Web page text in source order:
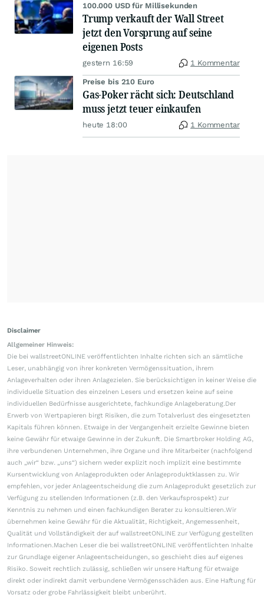
100.000 USD für Millisekunden
Trump verkauft der Wall Street
jetzt den Vorsprung auf seine
eigenen Posts
gestern 16:59 1 Kommentar
Preise bis 210 Euro
Gas-Poker rächt sich: Deutschland
muss jetzt teuer einkaufen
heute 18:00 1 Kommentar
Disclaimer
Allgemeiner Hinweis:
Die bei wallstreetONLINE veröffentlichten Inhalte richten sich an sämtliche
Leser, unabhängig von ihrer konkreten Vermögenssituation, ihrem
Anlageverhalten oder ihren Anlagezielen. Sie berücksichtigen in keiner Weise die
individuelle Situation des einzelnen Lesers und ersetzen keine auf seine
individuellen Bedürfnisse ausgerichtete, fachkundige Anlageberatung.Der
Erwerb von Wertpapieren birgt Risiken, die zum Totalverlust des eingesetzten
Kapitals führen können. Etwaige in der Vergangenheit erzielte Gewinne bieten
keine Gewähr für etwaige Gewinne in der Zukunft. Die Smartbroker Holding AG,
ihre verbundenen Unternehmen, ihre Organe und ihre Mitarbeiter (nachfolgend
auch „wir“ bzw. „uns“) sichern weder explizit noch implizit eine bestimmte
Kursentwicklung von Anlageprodukten oder Anlageproduktklassen zu. Wir
empfehlen, vor jeder Anlageentscheidung die zum Anlageprodukt gesetzlich zur
Verfügung zu stellenden Informationen (z.B. den Verkaufsprospekt) zur
Kenntnis zu nehmen und einen fachkundigen Berater zu konsultieren.Wir
übernehmen keine Gewähr für die Aktualität, Richtigkeit, Angemessenheit,
Qualität und Vollständigkeit der auf wallstreetONLINE zur Verfügung gestellten
Informationen.Machen Leser die bei wallstreetONLINE veröffentlichten Inhalte
zur Grundlage eigener Anlageentscheidungen, so geschieht dies auf eigenes
Risiko. Soweit rechtlich zulässig, schließen wir unsere Haftung für etwaige
direkt oder indirekt damit verbundene Vermögensschäden aus. Eine Haftung für
Vorsatz oder grobe Fahrlässigkeit bleibt unberührt.